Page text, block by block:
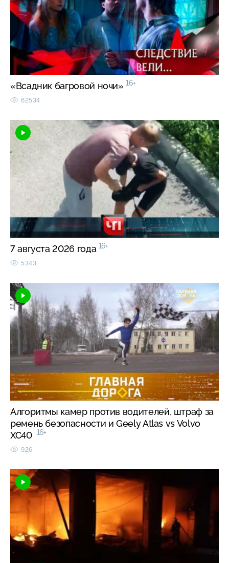
«Всадник багровой ночи» 16+
62534
7 августа 2026 года 16+
5343
Алгоритмы камер против водителей, штраф за
ремень безопасности и Geely Atlas vs Volvo
XC40 16+
926